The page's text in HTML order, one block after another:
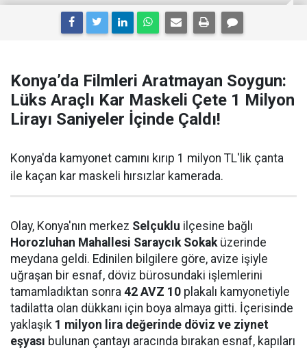
Konya’da Filmleri Aratmayan Soygun:
Lüks Araçlı Kar Maskeli Çete 1 Milyon
Lirayı Saniyeler İçinde Çaldı!
Konya'da kamyonet camını kırıp 1 milyon TL'lik çanta
ile kaçan kar maskeli hırsızlar kamerada.
Olay, Konya'nın merkez Selçuklu ilçesine bağlı
Horozluhan Mahallesi Saraycık Sokaküzerinde
meydana geldi. Edinilen bilgilere göre, avize işiyle
uğraşan bir esnaf, döviz bürosundaki işlemlerini
tamamladıktan sonra 42 AVZ 10 plakalı kamyonetiyle
tadilatta olan dükkanı için boya almaya gitti. İçerisinde
yaklaşık 1 milyon lira değerinde döviz ve ziynet
eşyası bulunan çantayı aracında bırakan esnaf, kapıları